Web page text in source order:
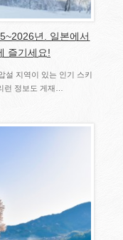
년. 일본에서
즐기세요!
설 지역이 있는 인기 스키
런 정보도 게재…